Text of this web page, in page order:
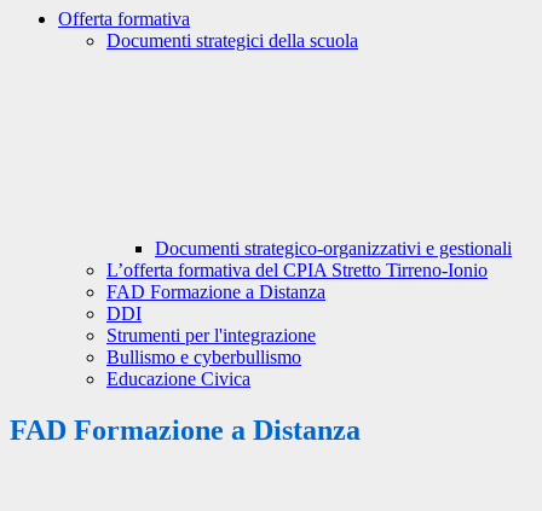
Offerta formativa
Documenti strategici della scuola
Documenti strategico-organizzativi e gestionali
L’offerta formativa del CPIA Stretto Tirreno-Ionio
FAD Formazione a Distanza
DDI
Strumenti per l'integrazione
Bullismo e cyberbullismo
Educazione Civica
FAD Formazione a Distanza